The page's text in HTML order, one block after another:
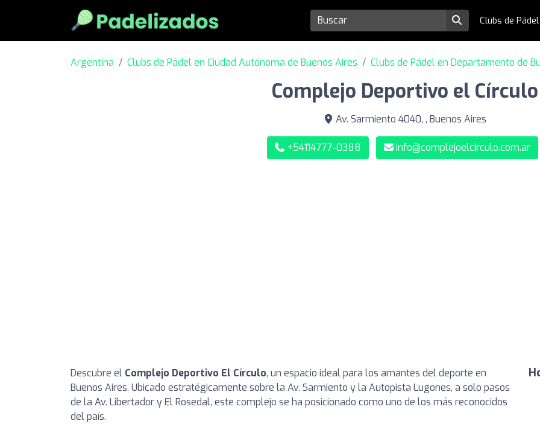
Clubs de
Argentina Clubs de Pádel en Ciudad Autónoma de Buenos Aires Clubs de Pádel en Departamento de
Complejo Deportivo el Círculo
Av. Sarmiento 4040, , Buenos Aires
+54114777-0388 info@complejoelcirculo.com.ar
Descubre el Complejo Deportivo El Círculo, un espacio ideal para los amantes del deporte en
Buenos Aires. Ubicado estratégicamente sobre la Av. Sarmiento y la Autopista Lugones, a solo pasos
de la Av. Libertador y El Rosedal, este complejo se ha posicionado como uno de los más reconocidos
del país.